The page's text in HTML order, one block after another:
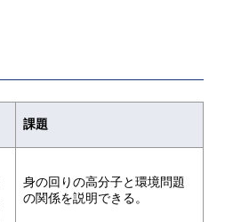
課題
身の回りの高分子と環境問題
の関係を説明できる。